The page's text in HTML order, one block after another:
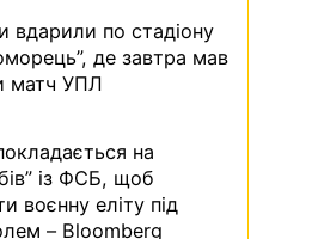
вдарили по стадіону
де завтра мав
матч УПЛ
на
із ФСБ, щоб
воєнну еліту під
– Bloomberg